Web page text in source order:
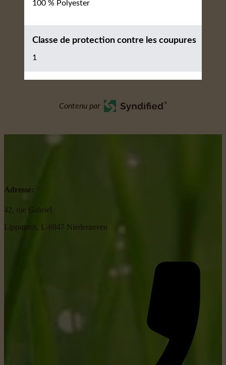
100 % Polyester
Classe de protection contre les coupures
1
Contenu par
Adresse:
42, rue Gabriel
Lippmann, L-6947 Niederanven